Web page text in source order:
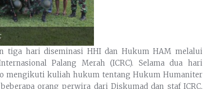
tiga hari diseminasi HHI dan Hukum HAM melalui
Palang Merah (ICRC). Selama dua hari
mengikuti kuliah hukum tentang Hukum Humaniter
orang perwira dari Diskumad dan staf ICRC,